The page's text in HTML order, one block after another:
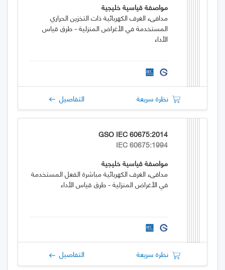
مواصفة قياسية خليجية
مدافىء الغرف الكهربائية ذات التخزين الحراري
المستخدمة في الأغراض المنزلية - طرق قياس
الأداء
نظرة سريعة التفاصيل
GSO IEC 60675:2014
IEC 60675:1994
مواصفة قياسية خليجية
مدافىء الغرف الكهربائية مباشرة الفعل المستخدمة
في الأغراض المنزلية - طرق قياس الأداء
نظرة سريعة التفاصيل